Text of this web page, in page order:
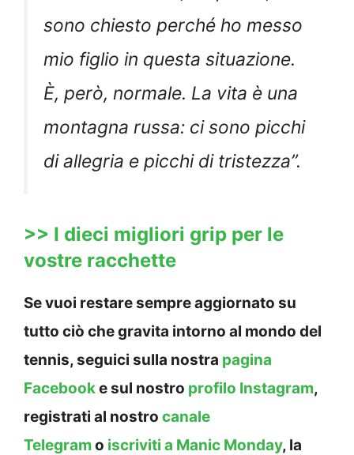
sono chiesto perché ho messo
mio figlio in questa situazione.
È, però, normale. La vita è una
montagna russa: ci sono picchi
di allegria e picchi di tristezza”.
>> I dieci migliori grip per le
vostre racchette
Se vuoi restare sempre aggiornato su
tutto ciò che gravita intorno al mondo del
tennis, seguici sulla nostra pagina
Facebooke sul nostro profilo Instagram,
registrati al nostro canale
Telegramo iscriviti a Manic Monday, la